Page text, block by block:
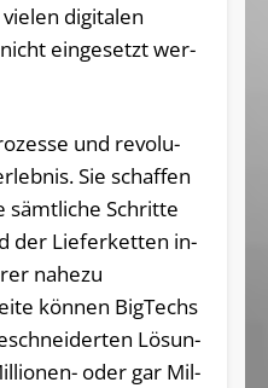
digitalen
ein­ge­setzt wer­
und re­vo­lu­
Sie schaf­fen
sämt­li­che Schrit­te
der Lie­fer­ket­ten in­
na­he­zu
kön­nen Big­Techs
Lö­sun­
oder gar Mil­